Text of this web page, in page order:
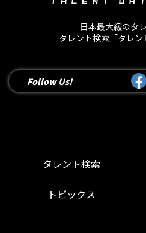
日本最大級のタ
タレント検索「タレン
Follow Us!
タレント検索
トピックス